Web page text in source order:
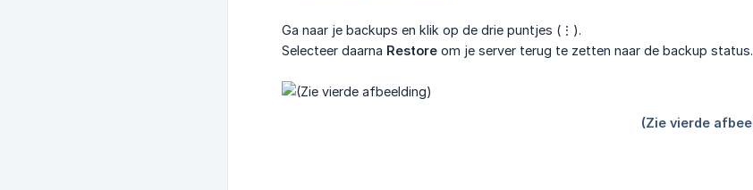
Ga naar je backups en klik op de drie puntjes (⋮).
Selecteer daarna Restore om je server terug te zetten naar de backup status.